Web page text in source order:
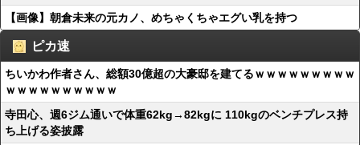
【画像】朝倉未来の元カノ、めちゃくちゃエグい乳を持つ
ピカ速
ちいかわ作者さん、総額30億超の大豪邸を建てるｗｗｗｗｗｗｗｗｗ
ｗｗｗｗｗｗｗｗｗｗ
寺田心、週6ジム通いで体重62kg→82kgに 110kgのベンチプレス持
ち上げる姿披露